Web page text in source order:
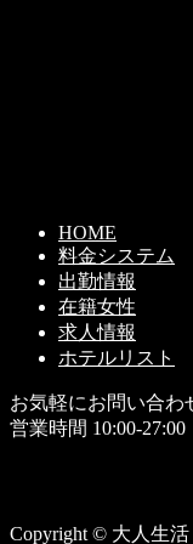
HOME
料金システム
出勤情報
在籍女性
求人情報
ホテルリスト
お気軽にお問い合わ
営業時間 10:00-27:00
Copyright © 大人生活